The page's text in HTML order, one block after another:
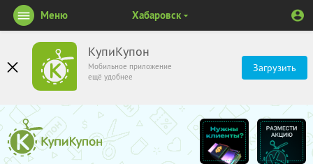
КупиКупон
Мобильное приложение
ещё удобнее
Загрузить
Меню Хабаровск